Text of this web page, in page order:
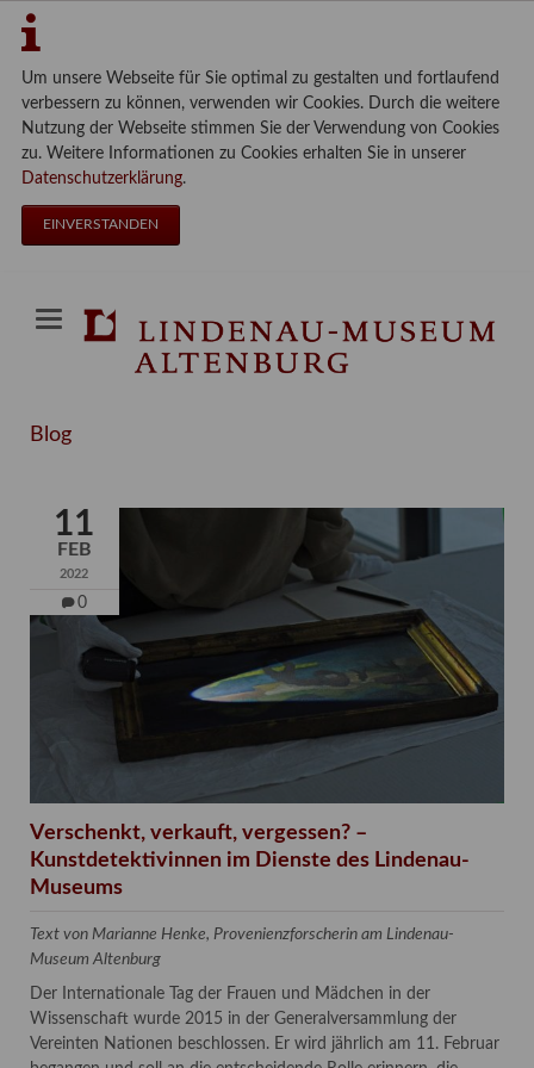
Um unsere Webseite für Sie optimal zu gestalten und fortlaufend
verbessern zu können, verwenden wir Cookies. Durch die weitere
Nutzung der Webseite stimmen Sie der Verwendung von Cookies
zu. Weitere Informationen zu Cookies erhalten Sie in unserer
Datenschutzerklärung.
EINVERSTANDEN
Blog
11
FEB
2022
0
Verschenkt, verkauft, vergessen? –
Kunstdetektivinnen im Dienste des Lindenau-
Museums
Text von Marianne Henke, Provenienzforscherin am Lindenau-
Museum Altenburg
Der Internationale Tag der Frauen und Mädchen in der
Wissenschaft wurde 2015 in der Generalversammlung der
Vereinten Nationen beschlossen. Er wird jährlich am 11. Februar